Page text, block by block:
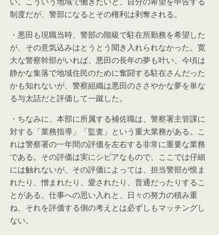
制度だが、警部になるとその権利は剥奪される。
・悪田も現職当時、警部の階級で駐在所勤務を希望した
が、その意気込みはとうとう聞き入れられなかった。寛
大な警察幹部がいれば、悪田の長年の夢も叶い、今頃は
静かな集落で地域住民のために奮闘する駐在さんだった
かも知れないが、警察組織は悪田のささやかな夢を単な
る与太話だと評価して一蹴した。
・ちなみに、本部に所属する補佐職は、警察署主管課に
対する「業務指導」「監査」という重大業務がある。こ
れは警察署の一年間の評価を左右する非常に重要な業務
である。その評価は実にシビアなもので、ここでは仔細
には触れないが、その評価によっては、担当警部が恨ま
れたり、憎まれたり、愛されたり、普通だったりするこ
とがある。仕事への思い入れと、日々の努力の積み重
ね、それを評価する側の考えとは必ずしもマッチングし
ない。